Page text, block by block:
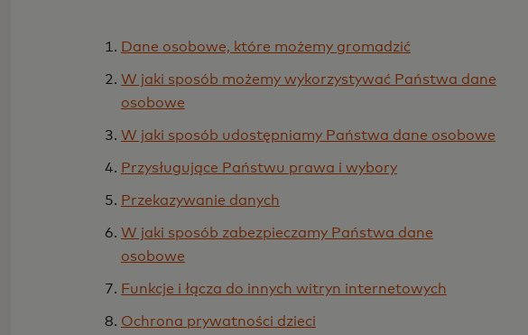
Dane osobowe, które możemy gromadzić
W jaki sposób możemy wykorzystywać Państwa dane
osobowe
W jaki sposób udostępniamy Państwa dane osobowe
Przysługujące Państwu prawa i wybory
Przekazywanie danych
W jaki sposób zabezpieczamy Państwa dane
osobowe
Funkcje i łącza do innych witryn internetowych
Ochrona prywatności dzieci